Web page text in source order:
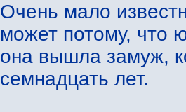
Очень мало
может потому, что
она вышла замуж,
семнадцать лет.